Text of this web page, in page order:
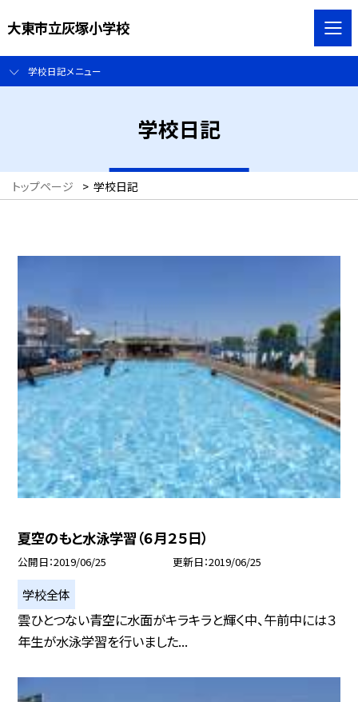
大東市立灰塚小学校
学校日記メニュー
学校日記
トップページ > 学校日記
夏空のもと水泳学習（６月２５日）
公開日 2019/06/25 更新日 2019/06/25
学校全体
雲ひとつない青空に水面がキラキラと輝く中、午前中には３
年生が水泳学習を行いました...